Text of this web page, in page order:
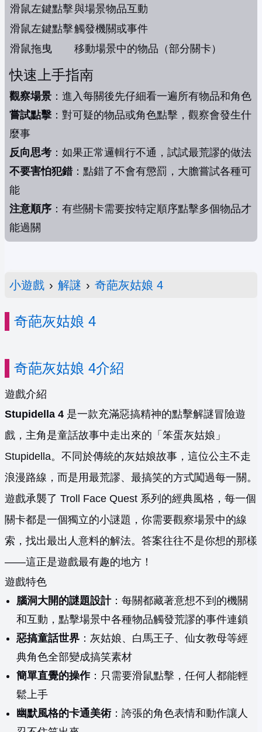
滑鼠左鍵點擊與場景物品互動
滑鼠左鍵點擊觸發機關或事件
滑鼠拖曳
移動場景中的物品（部分關卡）
快速上手指南
觀察場景 ：進入每關後先仔細看一遍所有物品和角色
嘗試點擊 ：對可疑的物品或角色點擊，觀察會發生什
麼事
反向思考 ：如果正常邏輯行不通，試試最荒謬的做法
不要害怕犯錯：點錯了不會有懲罰，大膽嘗試各種可
能
注意順序 ：有些關卡需要按特定順序點擊多個物品才
能過關
小遊戲 › 解謎 › 奇葩灰姑娘 4
奇葩灰姑娘 4
奇葩灰姑娘 4介紹
遊戲介紹
Stupidella 4 是一款充滿惡搞精神的點擊解謎冒險遊
戲，主角是童話故事中走出來的「笨蛋灰姑娘」
Stupidella。不同於傳統的灰姑娘故事，這位公主不走
浪漫路線，而是用最荒謬、最搞笑的方式闖過每一關。
遊戲承襲了 Troll Face Quest 系列的經典風格，每一個
關卡都是一個獨立的小謎題，你需要觀察場景中的線
索，找出最出人意料的解法。答案往往不是你想的那樣
——這正是遊戲最有趣的地方！
遊戲特色
腦洞大開的謎題設計：每關都藏著意想不到的機關
和互動，點擊場景中各種物品觸發荒謬的事件連鎖
惡搞童話世界 ：灰姑娘、白馬王子、仙女教母等經
典角色全部變成搞笑素材
簡單直覺的操作：只需要滑鼠點擊，任何人都能輕
鬆上手
幽默風格的卡通美術：誇張的角色表情和動作讓人